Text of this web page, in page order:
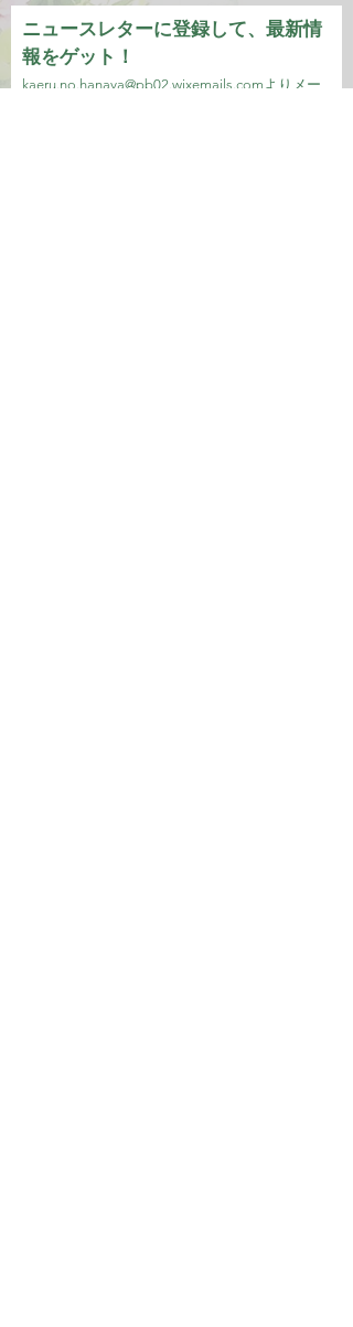
ニュースレターに登録して、最新情
報をゲット！
kaeru.no.hanaya@pb02.wixemails.com より メー